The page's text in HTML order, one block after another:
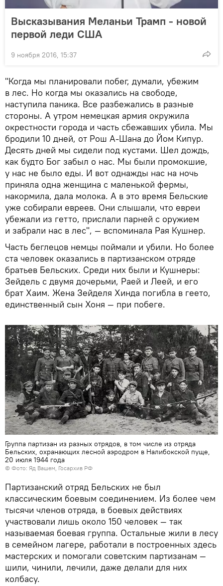
Высказывания Меланьи Трамп - новой
первой леди США
9 ноября 2016, 15:37
"Когда мы планировали побег, думали, убежим
в лес. Но когда мы оказались на свободе,
наступила паника. Все разбежались в разные
стороны. А утром немецкая армия окружила
окрестности города и часть сбежавших убила. Мы
бродили 10 дней, от Рош А-Шана до Йом Кипур.
Десять дней мы сидели под кустами. Шел дождь,
как будто Бог забыл о нас. Мы были промокшие,
у нас не было еды. И вот однажды нас на ночь
приняла одна женщина с маленькой фермы,
накормила, дала молока. А в это время Бельские
уже собирали евреев. Они слышали, что евреи
убежали из гетто, прислали парней с оружием
и забрали нас в лес", — вспоминала Рая Кушнер.
Часть беглецов немцы поймали и убили. Но более
ста человек оказались в партизанском отряде
братьев Бельских. Среди них были и Кушнеры:
Зейдель с двумя дочерьми, Раей и Леей, и его
брат Хаим. Жена Зейделя Хинда погибла в геето,
единственный сын Хоня — при побеге.
Группа партизан из разных отрядов, в том числе из отряда
Бельских, охранающих лесной аэродром в Налибокской пуще,
20 июля 1944 года
© Фото: Яд Вашем, Госархив РФ
Партизанский отряд Бельских не был
классическим боевым соединением. Из более чем
тысячи членов отряда, в боевых действиях
участвовали лишь около 150 человек — так
называемая боевая группа. Остальные жили в лесу
в семейном лагере, работали в построенных здесь
мастерских и помогали советским партизанам —
шили, чинили, лечили, даже делали для них
колбасу.